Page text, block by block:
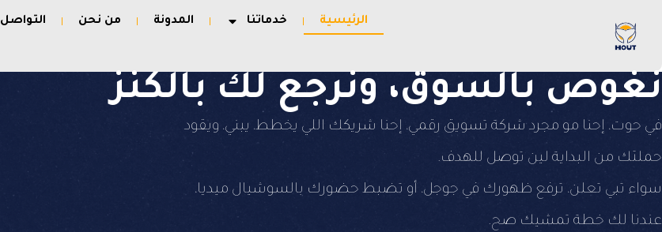
الرئيسية خدماتنا المدونة من نحن التواصل
نغوص بالسوق، ونرجع لك بالكنز
في حوت، إحنا مو مجرد شركة تسويق رقمي، إحنا شريكك اللي يخطط، يبني، ويقود
حملتك من البداية لين توصل للهدف.
سواء تبي تعلن، ترفع ظهورك في جوجل، أو تضبط حضورك بالسوشيال ميديا،
عندنا لك خطة تمشيك صح.